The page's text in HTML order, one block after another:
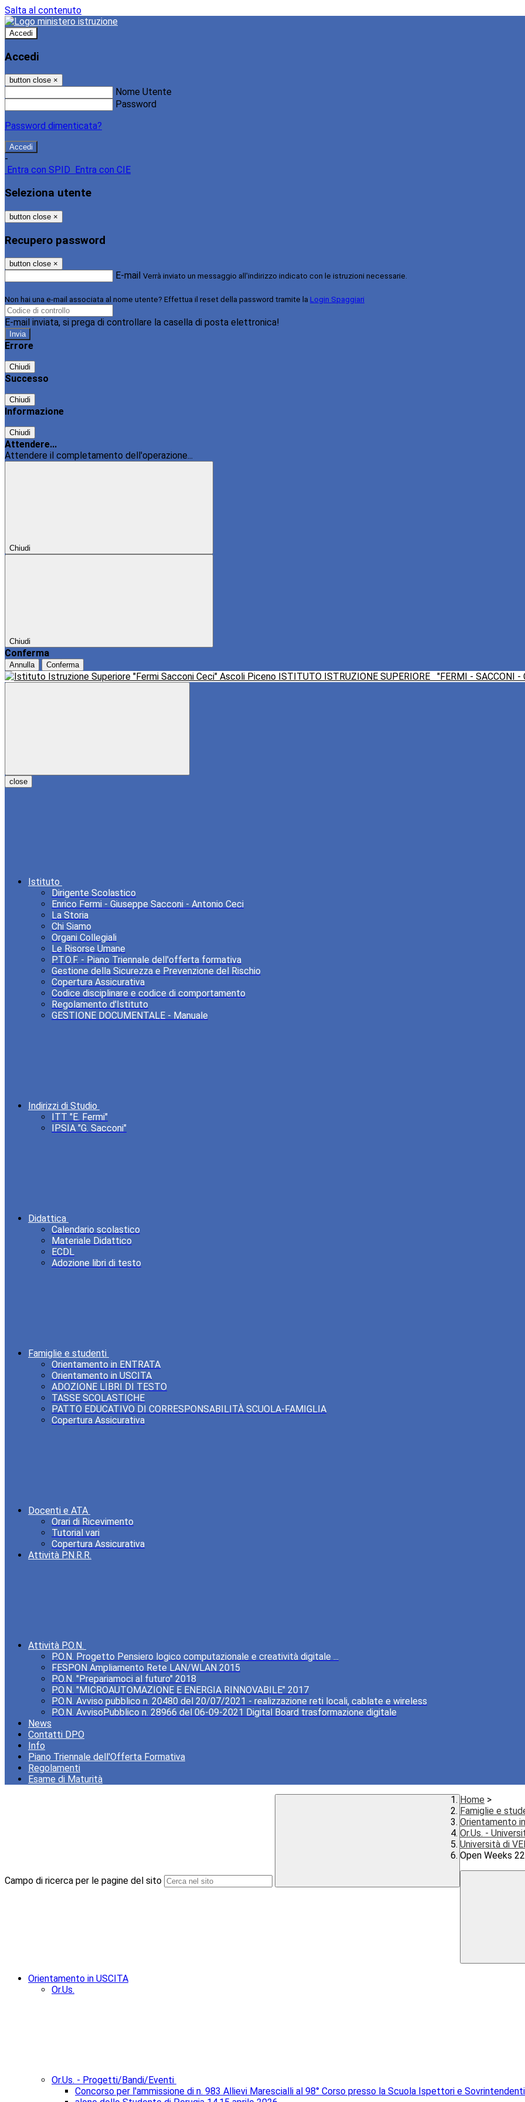
Salta al contenuto
Accedi
Accedi
button close ×
Nome Utente
Password
Password dimenticata?
-
Entra con SPID
Entra con CIE
Seleziona utente
button close ×
Recupero password
button close ×
E-mail Verrà inviato un messaggio all'indirizzo indicato con le istruzioni necessarie.
Non hai una e-mail associata al nome utente? Effettua il reset della password tramite la Login Spaggiari
E-mail inviata, si prega di controllare la casella di posta elettronica!
Errore
Chiudi
Successo
Chiudi
Informazione
Chiudi
Attendere...
Attendere il completamento dell'operazione...
Chiudi
Chiudi
Conferma
Annulla Conferma
ISTITUTO ISTRUZIONE SUPERIORE "FERMI - SACCONI -
close
Istituto
Dirigente Scolastico
Enrico Fermi - Giuseppe Sacconi - Antonio Ceci
La Storia
Chi Siamo
Organi Collegiali
Le Risorse Umane
P.T.O.F. - Piano Triennale dell'offerta formativa
Gestione della Sicurezza e Prevenzione del Rischio
Copertura Assicurativa
Codice disciplinare e codice di comportamento
Regolamento d'Istituto
GESTIONE DOCUMENTALE - Manuale
Indirizzi di Studio
ITT "E. Fermi"
IPSIA "G. Sacconi"
Didattica
Calendario scolastico
Materiale Didattico
ECDL
Adozione libri di testo
Famiglie e studenti
Orientamento in ENTRATA
Orientamento in USCITA
ADOZIONE LIBRI DI TESTO
TASSE SCOLASTICHE
PATTO EDUCATIVO DI CORRESPONSABILITÀ SCUOLA-FAMIGLIA
Copertura Assicurativa
Docenti e ATA
Orari di Ricevimento
Tutorial vari
Copertura Assicurativa
Attività P.N.R.R.
Attività P.O.N.
P.O.N. Progetto Pensiero logico computazionale e creatività digitale ...
FESPON Ampliamento Rete LAN/WLAN 2015
P.O.N. "Prepariamoci al futuro" 2018
P.O.N. "MICROAUTOMAZIONE E ENERGIA RINNOVABILE" 2017
P.O.N. Avviso pubblico n. 20480 del 20/07/2021 - realizzazione reti locali, cablate e wireless
P.O.N. AvvisoPubblico n. 28966 del 06-09-2021 Digital Board trasformazione digitale
News
Contatti DPO
Info
Piano Triennale dell'Offerta Formativa
Regolamenti
Esame di Maturità
Campo di ricerca per le pagine del sito
Home >
Famiglie e
Orientamento
Or.Us. -
Università di
Open Weeks
Orientamento in USCITA
Or.Us.
Or.Us. - Progetti/Bandi/Eventi
Concorso per l'ammissione di n. 983 Allievi Marescialli al 98° Corso presso la Scuola Ispettori e Sovrintendenti